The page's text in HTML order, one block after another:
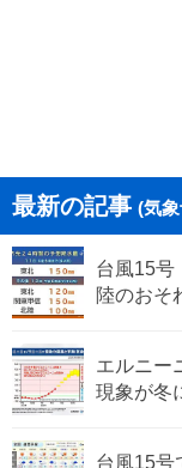
最新の記事 (気
台風15
陸のお
エルニー
現象が冬
台風15